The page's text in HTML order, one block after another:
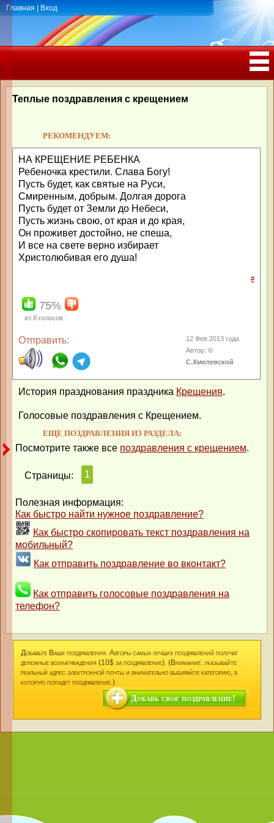
Главная Вход
РОЖДЕНИЯ, ЮБИЛЕЕМ
Теплые поздравления с крещением
РЕКОМЕНДУЕМ:
НА КРЕЩЕНИЕ РЕБЕНКА
Ребеночка крестили. Слава Богу!
Пусть будет, как святые на Руси,
Смиренным, добрым. Долгая дорога
Пусть будет от Земли до Небеси,
Пусть жизнь свою, от края и до края,
Он проживет достойно, не спеша,
И все на свете верно избирает
Христолюбивая его душа!
#
75%
из 8 голосов
Отправить:
12 Фев 2013 года
Автор:©
С.Хмелевской
История празднования праздника Крещения.
Голосовые поздравления с Крещением.
ЕЩЕ ПОЗДРАВЛЕНИЯ ИЗ РАЗДЕЛА:
Посмотрите также все поздравления с крещением.
Страницы: 1
Полезная информация:
Как быстро найти нужное поздравление?
Как быстро скопировать текст поздравления на
мобильный?
Как отправить поздравление во вконтакт?
Как отправить голосовые поздравления на
телефон?
Добавьте Ваши поздравления. Авторы самых лучших поздравлений получат
денежные вознаграждения (10$ за поздравление). (Внимание: указывайте
реальный адрес электронной почты и внимательно выбирайте категорию, в
которую попадет поздравление.)
Добавь свое поздравление!